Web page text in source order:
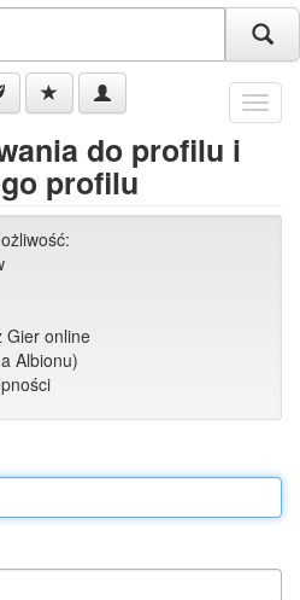
Menu
do profilu i
profilu
Gier online
Albionu)